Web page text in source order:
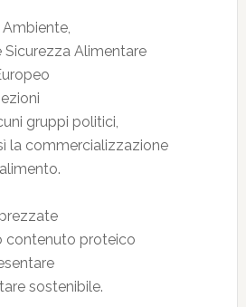
Sicurezza Alimentare
gruppi politici,
la commercializzazione
contenuto proteico
sostenibile.